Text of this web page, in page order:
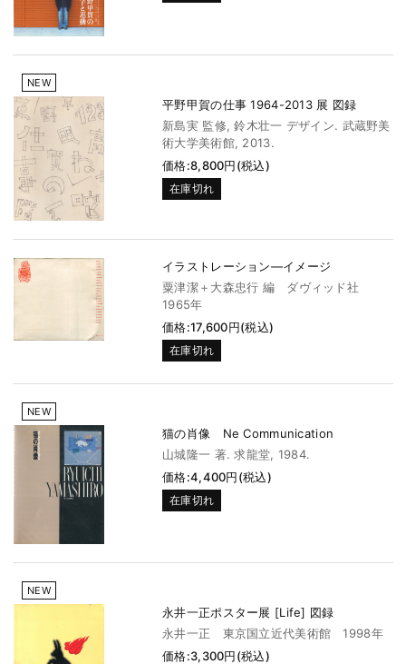
NEW
平野甲賀の仕事 1964-2013 展 図録
新島実 監修, 鈴木壮一 デザイン. 武蔵野美
術大学美術館, 2013.
価格:8,800円(税込)
在庫切れ
イラストレーション―イメージ
粟津潔＋大森忠行 編 ダヴィッド社
1965年
価格:17,600円(税込)
在庫切れ
NEW
猫の肖像 Ne Communication
山城隆一 著. 求龍堂, 1984.
価格:4,400円(税込)
在庫切れ
NEW
永井一正ポスター展 [Life] 図録
永井一正 東京国立近代美術館 1998年
価格:3,300円(税込)